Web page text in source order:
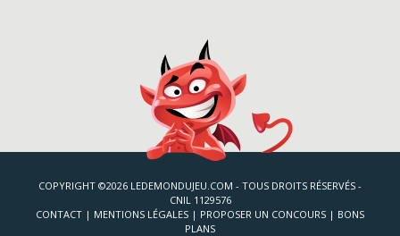
COPYRIGHT ©2026 LEDEMONDUJEU.COM - TOUS DROITS RÉSERVÉS -
CNIL 1129576
CONTACT | MENTIONS LÉGALES | PROPOSER UN CONCOURS | BONS
PLANS